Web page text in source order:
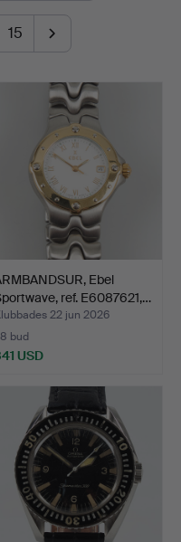
15
Ebel
ref. E6087621,…
22 jun 2026
bud
USD